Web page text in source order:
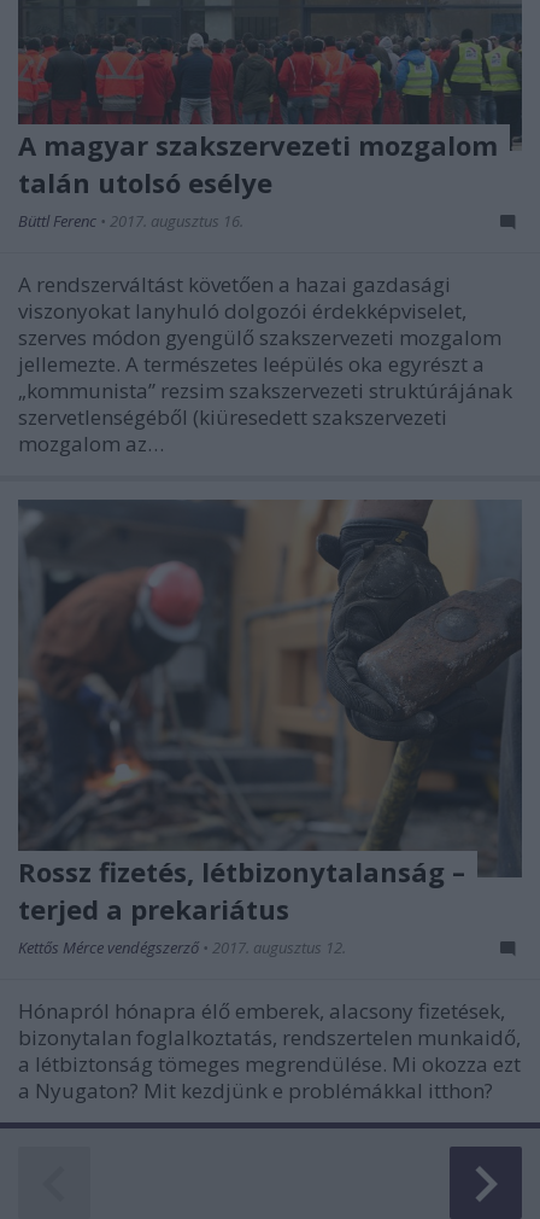
A magyar szakszervezeti mozgalom
talán utolsó esélye
Büttl Ferenc • 2017. augusztus 16.
A rendszerváltást követően a hazai gazdasági
viszonyokat lanyhuló dolgozói érdekképviselet,
szerves módon gyengülő szakszervezeti mozgalom
jellemezte. A természetes leépülés oka egyrészt a
„kommunista” rezsim szakszervezeti struktúrájának
szervetlenségéből (kiüresedett szakszervezeti
mozgalom az…
Rossz fizetés, létbizonytalanság –
terjed a prekariátus
Kettős Mérce vendégszerző • 2017. augusztus 12.
Hónapról hónapra élő emberek, alacsony fizetések,
bizonytalan foglalkoztatás, rendszertelen munkaidő,
a létbiztonság tömeges megrendülése. Mi okozza ezt
a Nyugaton? Mit kezdjünk e problémákkal itthon?